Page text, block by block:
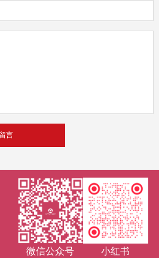
微信公众号 小红书